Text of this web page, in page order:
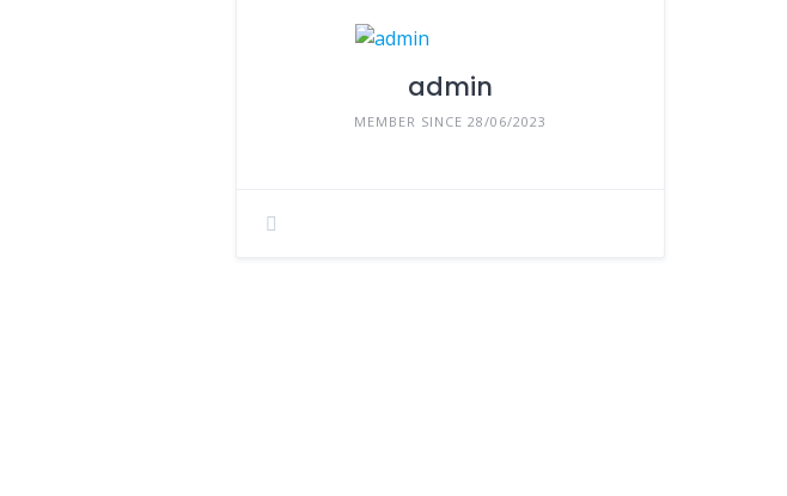
admin
MEMBER SINCE 28/06/2023